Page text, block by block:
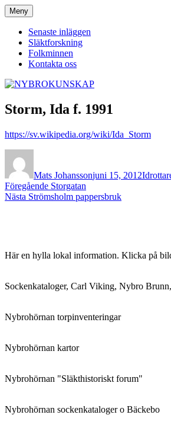
Hoppa
till
innehåll
NYBROKUNSKAP
Meny
Senaste inläggen
Släktforskning
Folkminnen
Kontakta oss
Storm, Ida f. 1991
https://sv.wikipedia.org/wiki/Ida_Storm
Mats Johanssonjuni 15, 2012
Inläggsnavigering
Föregående Föregående
inlägg:
Storgatan
Nästa Nästa
Strömsholm pappersbruk
Här en hylla lokal information. Klicka på
Sockenkataloger, Carl Viking, Nybro
Nybrohörnan torpinventeringar
Nybrohörnan kartor
Nybrohörnan "Släkthistoriskt forum"
Nybrohörnan sockenkataloger o Bäckebo